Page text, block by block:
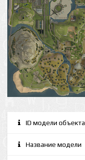
ID модели объекта
Название модели